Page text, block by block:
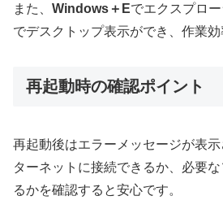
また、 Windows＋Eでエクスプロー
でデスクトップ表示ができ、作業効
再起動時の確認ポイント
再起動後はエラーメッセージが表
ターネットに接続できるか、必要
るかを確認すると安心です。